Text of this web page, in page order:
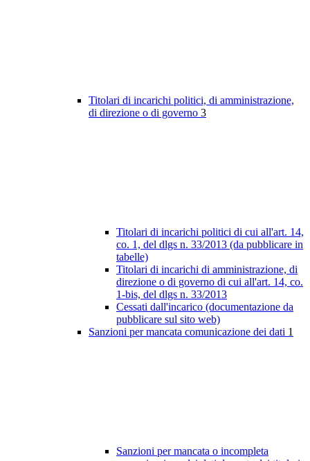
Titolari di incarichi politici, di amministrazione,
di direzione o di governo 3
Titolari di incarichi politici di cui all'art. 14,
co. 1, del dlgs n. 33/2013 (da pubblicare in
tabelle)
Titolari di incarichi di amministrazione, di
direzione o di governo di cui all'art. 14, co.
1-bis, del dlgs n. 33/2013
Cessati dall'incarico (documentazione da
pubblicare sul sito web)
Sanzioni per mancata comunicazione dei dati 1
Sanzioni per mancata o incompleta